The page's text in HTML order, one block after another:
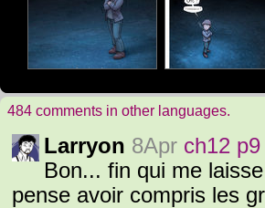
484 comments in other languages.
Larryon 8Apr ch12 p9
Bon... fin qui me
pense avoir compris les